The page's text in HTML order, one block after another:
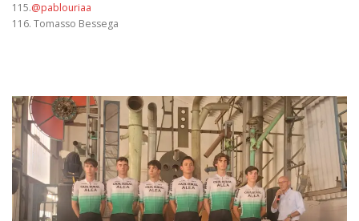
115.@pablouriaa
116. Tomasso Bessega